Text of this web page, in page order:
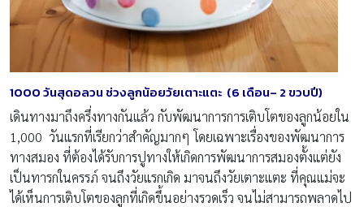
1000วันสุดอลวน ช่วงลูกน้อยวัยเตาะแตะ (6 เดือน– 2 ขวบปี)
เดินทางมาถึงครึ่งทางกันแล้ว กับพัฒนาการการเติบโตของลูกน้อยใน
1,000 วันแรกที่เรียกว่าสำคัญมากๆ โดยเฉพาะเรื่องของพัฒนาการ
ทางสมอง ที่ต้องได้รับการปูทางให้เกิดการพัฒนาการสมองตั้งแต่ยัง
เป็นทารกในครรภ์ จนถึงวัยแรกเกิด มาจนถึงวัยเตาะแตะ ที่คุณแม่จะ
ได้เห็นการเติบโตของลูกที่เกิดขึ้นอย่างรวดเร็ว จนไม่สามารถพลาดไป